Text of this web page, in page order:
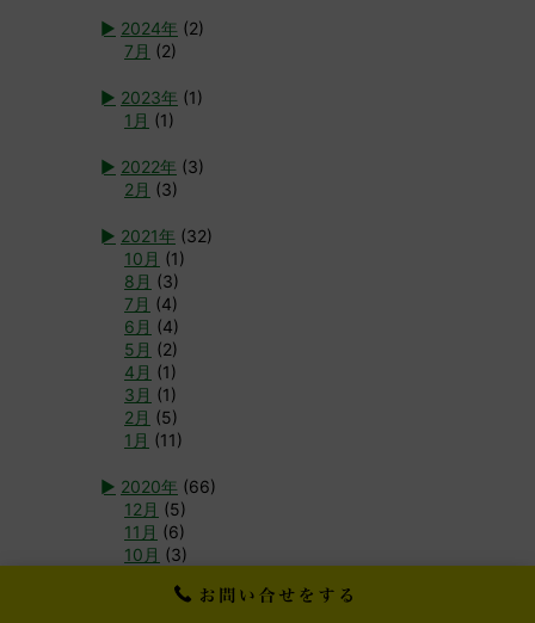
► 2024年 (2)
7月 (2)
► 2023年 (1)
1月 (1)
► 2022年 (3)
2月 (3)
► 2021年 (32)
10月 (1)
8月 (3)
7月 (4)
6月 (4)
5月 (2)
4月 (1)
3月 (1)
2月 (5)
1月 (11)
► 2020年 (66)
12月 (5)
11月 (6)
10月 (3)
(3)